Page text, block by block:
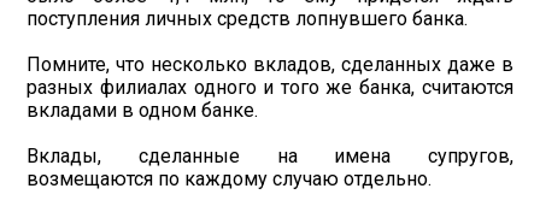
поступления личных средств лопнувшего банка.
Помните, что несколько вкладов, сделанных даже в
разных филиалах одного и того же банка, считаются
вкладами в одном банке.
Вклады, сделанные на имена супругов,
возмещаются по каждому случаю отдельно.